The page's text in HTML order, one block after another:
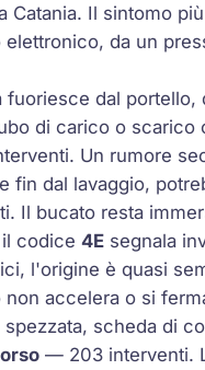
Il sintomo
da un
dal portello,
di carico o scarico
Un rumore
fin dal lavaggio,
Il bucato resta
il codice4E segnala
l'origine è quasi
accelera o si
scheda di
— 203 interventi.